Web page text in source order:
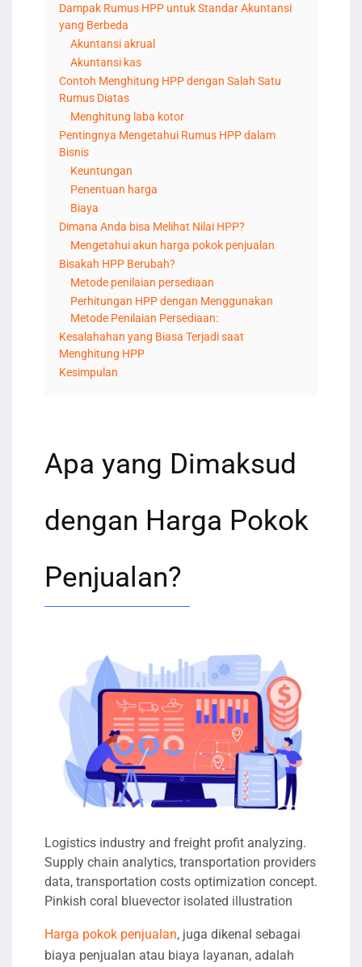
Dampak Rumus HPP untuk Standar Akuntansi
yang Berbeda
Akuntansi akrual
Akuntansi kas
Contoh Menghitung HPP dengan Salah Satu
Rumus Diatas
Menghitung laba kotor
Pentingnya Mengetahui Rumus HPP dalam
Bisnis
Keuntungan
Penentuan harga
Biaya
Dimana Anda bisa Melihat Nilai HPP?
Mengetahui akun harga pokok penjualan
Bisakah HPP Berubah?
Metode penilaian persediaan
Perhitungan HPP dengan Menggunakan
Metode Penilaian Persediaan:
Kesalahahan yang Biasa Terjadi saat
Menghitung HPP
Kesimpulan
Apa yang Dimaksud
dengan Harga Pokok
Penjualan?
Logistics industry and freight profit analyzing.
Supply chain analytics, transportation providers
data, transportation costs optimization concept.
Pinkish coral bluevector isolated illustration
Harga pokok penjualan, juga dikenal sebagai
biaya penjualan atau biaya layanan, adalah